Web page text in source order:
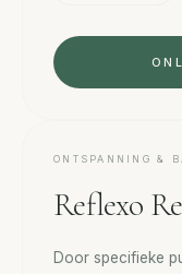
ONTSPANNING &
Reflexo
Door specifieke